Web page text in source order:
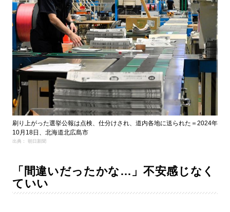
刷り上がった選挙公報は点検、仕分けされ、道内各地に送られた＝2024年
10月18日、北海道北広島市
出典： 朝日新聞
「間違いだったかな…」不安感じなく
ていい